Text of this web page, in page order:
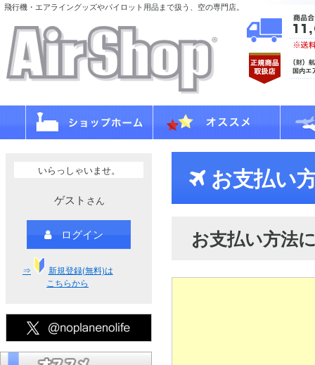
飛行機・エアライングッズやパイロット用品まで扱う、空の専門店。
いらっしゃいませ。
ゲスト さん
ログイン
⇒
新規登録(無料)は
こちらから
お支払い
お支払い方法